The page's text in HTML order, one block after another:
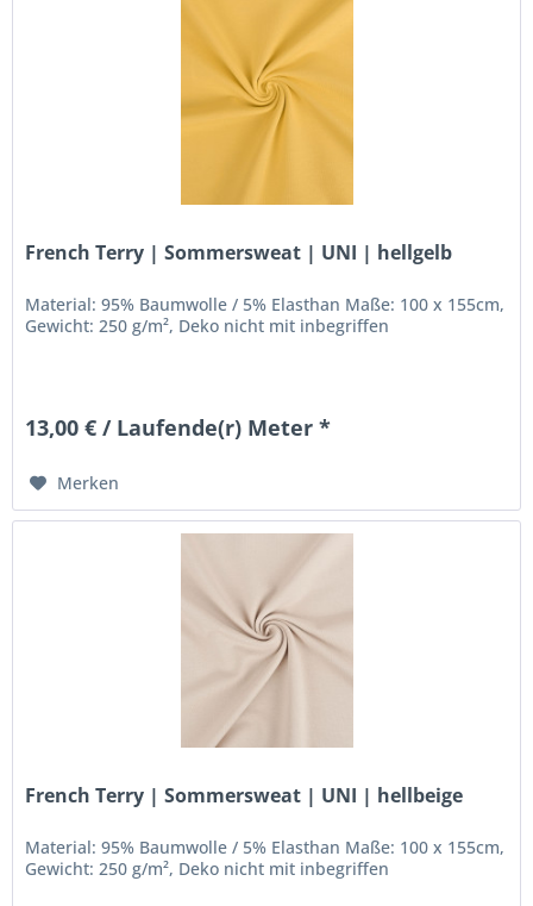
French Terry | Sommersweat | UNI | hellgelb
Material: 95% Baumwolle / 5% Elasthan Maße: 100 x 155cm,
Gewicht: 250 g/m², Deko nicht mit inbegriffen
13,00 € / Laufende(r) Meter *
Merken
French Terry | Sommersweat | UNI | hellbeige
Material: 95% Baumwolle / 5% Elasthan Maße: 100 x 155cm,
Gewicht: 250 g/m², Deko nicht mit inbegriffen